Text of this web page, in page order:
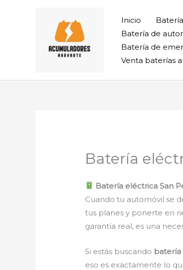
Inicio
Batería de
Batería de
Venta baterías
Batería
Batería eléctrica San
Cuando tu automóvil se
tus planes y ponerte en
garantía real, es una
Si estás buscando batería
eso es exactamente lo